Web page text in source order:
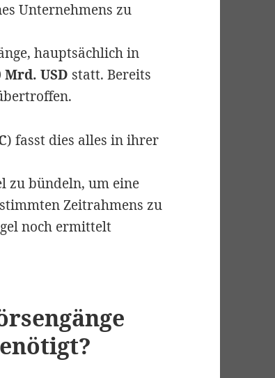
Unternehmens zu
hauptsächlich in
Mrd. USD statt. Bereits
) fasst dies alles in ihrer
zu bündeln, um eine
Zeitrahmens zu
noch ermittelt